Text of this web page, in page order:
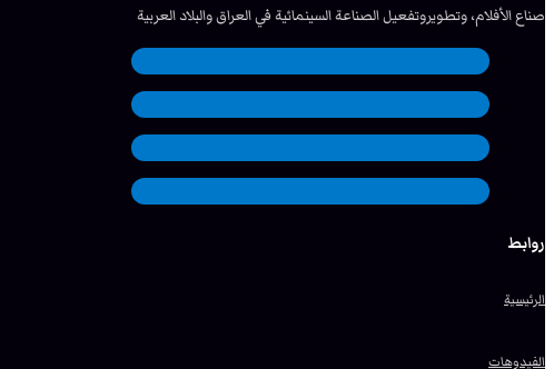
صناع الأفلام، وتطويروتفعيل الصناعة السينمائية في العراق والبلاد العربية
روابط
الرئيسية
الفيدوهات